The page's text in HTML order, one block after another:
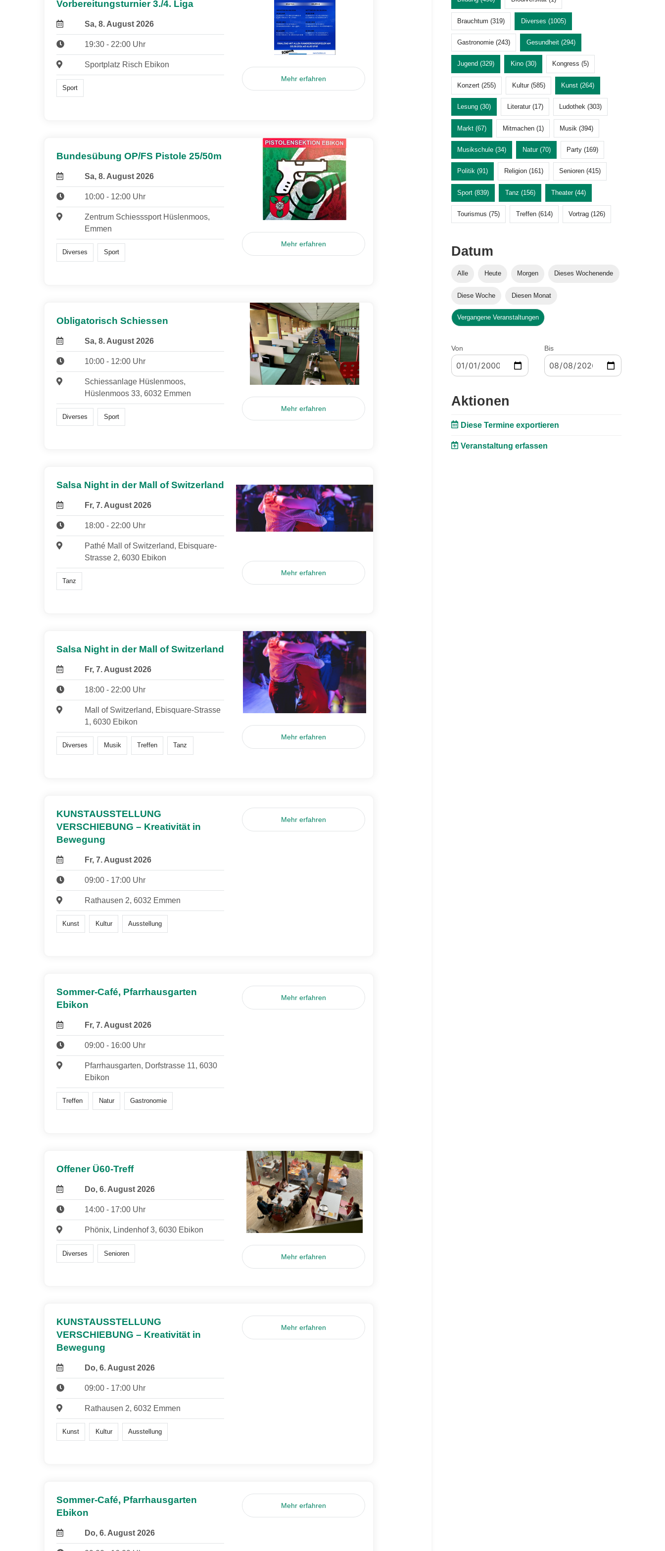
Vorbereitungsturnier 3./4. Liga
Sa, 8. August 2026
19:30 - 22:00 Uhr
Sportplatz Risch Ebikon
Sport
Mehr erfahren
Bundesübung OP/FS Pistole 25/50m
Sa, 8. August 2026
10:00 - 12:00 Uhr
Zentrum Schiesssport Hüslenmoos,
Emmen
Diverses Sport
Mehr erfahren
Obligatorisch Schiessen
Sa, 8. August 2026
10:00 - 12:00 Uhr
Schiessanlage Hüslenmoos,
Hüslenmoos 33, 6032 Emmen
Diverses Sport
Mehr erfahren
Salsa Night in der Mall of Switzerland
Fr, 7. August 2026
18:00 - 22:00 Uhr
Pathé Mall of Switzerland, Ebisquare-
Strasse 2, 6030 Ebikon
Tanz
Mehr erfahren
Salsa Night in der Mall of Switzerland
Fr, 7. August 2026
18:00 - 22:00 Uhr
Mall of Switzerland, Ebisquare-Strasse
1, 6030 Ebikon
Diverses Musik Treffen Tanz
Mehr erfahren
KUNSTAUSSTELLUNG
VERSCHIEBUNG – Kreativität in
Bewegung
Fr, 7. August 2026
09:00 - 17:00 Uhr
Rathausen 2, 6032 Emmen
Kunst Kultur Ausstellung
Mehr erfahren
Sommer-Café, Pfarrhausgarten
Ebikon
Fr, 7. August 2026
09:00 - 16:00 Uhr
Pfarrhausgarten, Dorfstrasse 11, 6030
Ebikon
Treffen Natur Gastronomie
Mehr erfahren
Offener Ü60-Treff
Do, 6. August 2026
14:00 - 17:00 Uhr
Phönix, Lindenhof 3, 6030 Ebikon
Diverses Senioren Mehr erfahren
KUNSTAUSSTELLUNG
VERSCHIEBUNG – Kreativität in
Bewegung
Do, 6. August 2026
09:00 - 17:00 Uhr
Rathausen 2, 6032 Emmen
Kunst Kultur Ausstellung
Mehr erfahren
Sommer-Café, Pfarrhausgarten
Ebikon
Do, 6. August 2026
Mehr erfahren
Brauchtum (319) Diverses (1005)
Gastronomie (243) Gesundheit (294)
Jugend (329) Kino (30) Kongress (5)
Konzert (255) Kultur (585) Kunst (264)
Lesung (30) Literatur (17) Ludothek (303)
Markt (67) Mitmachen (1) Musik (394)
Musikschule (34) Natur (70) Party (169)
Politik (91) Religion (161) Senioren (415)
Sport (839) Tanz (156) Theater (44)
Tourismus (75) Treffen (614) Vortrag (126)
Datum
Alle Heute Morgen Dieses Wochenende
Diese Woche Diesen Monat
Vergangene Veranstaltungen
Von Bis
Aktionen
Diese Termine exportieren
Veranstaltung erfassen